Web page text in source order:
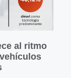
al ritmo